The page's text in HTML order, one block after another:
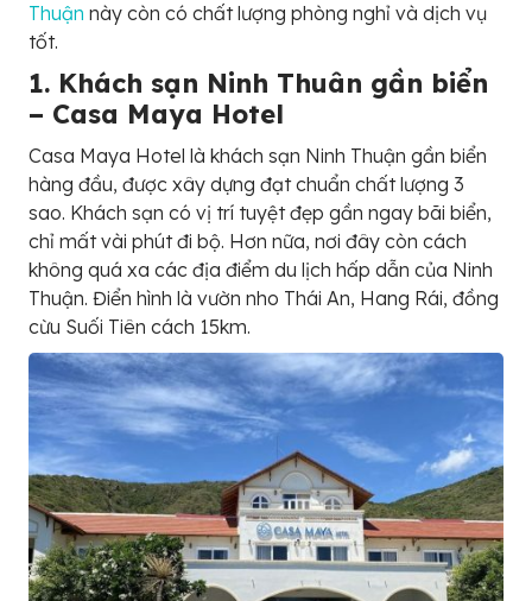
Thuận này còn có chất lượng phòng nghỉ và dịch vụ
tốt.
1. Khách sạn Ninh Thuân gần biển
– Casa Maya Hotel
Casa Maya Hotel là khách sạn Ninh Thuận gần biển
hàng đầu, được xây dựng đạt chuẩn chất lượng 3
sao. Khách sạn có vị trí tuyệt đẹp gần ngay bãi biển,
chỉ mất vài phút đi bộ. Hơn nữa, nơi đây còn cách
không quá xa các địa điểm du lịch hấp dẫn của Ninh
Thuận. Điển hình là vườn nho Thái An, Hang Rái, đồng
cừu Suối Tiên cách 15km.